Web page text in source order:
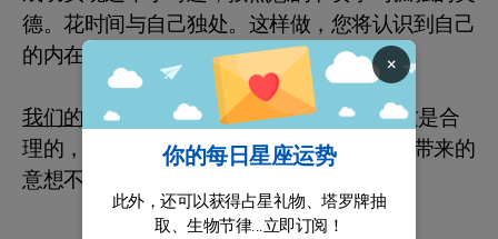
德。花时间与自己独处。这样做，您将认识到自己
的内在本质。
我们的建议：
孤独可能会让您感到害怕，这是合
理的，但请尝试偶尔独处。您会惊讶于沉默带来的
意想不到的好处。
×
你的每日星座运势
此外，还可以获得占星礼物、塔罗牌抽
取、生物节律...立即订阅！